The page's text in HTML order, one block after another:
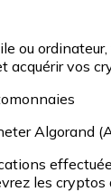
ou
acquérir vos
Algorand
les cryptos